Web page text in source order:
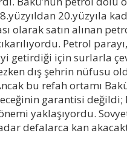
20.yüzyıla
olarak satın alınan
Petrol
getirdiği için surlarla
dış şehrin nüfusu
bu refah ortamı
garantisi değildi;
yaklaşıyordu.
defalarca kan